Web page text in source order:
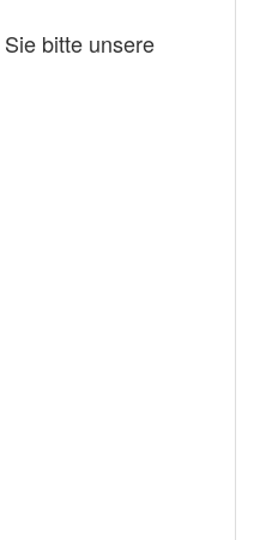
bitte unsere